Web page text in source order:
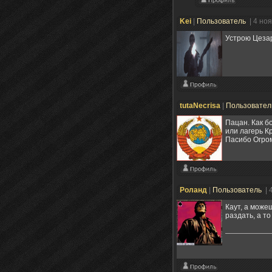
Kei Пользователь
| 4
Устрою
tutaNecrisa
Пацан. Как
или лагерь
Пасибо
Poланд Пользователь
|
Каут, а
раздать, а